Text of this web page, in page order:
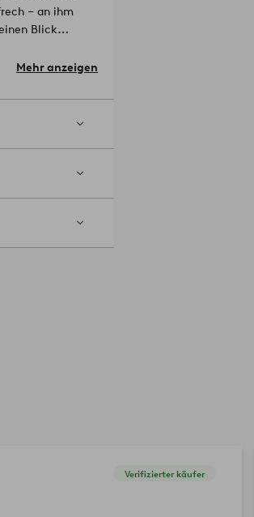
‒ an ihm
Blick
Mehr anzeigen
Verifizierter käufer